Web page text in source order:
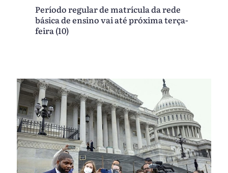
Período regular de matrícula da rede
básica de ensino vai até próxima terça-
feira (10)